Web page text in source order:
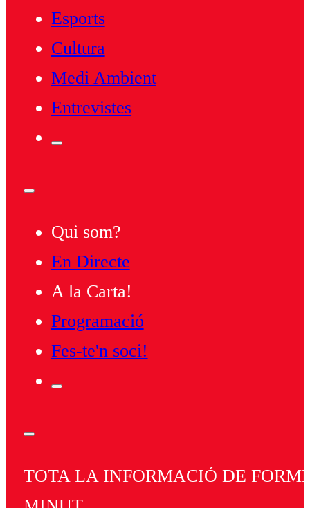
Esports
Cultura
Medi Ambient
Entrevistes
Qui som?
En Directe
A la Carta!
Programació
Fes-te'n soci!
TOTA LA INFORMACIÓ DE